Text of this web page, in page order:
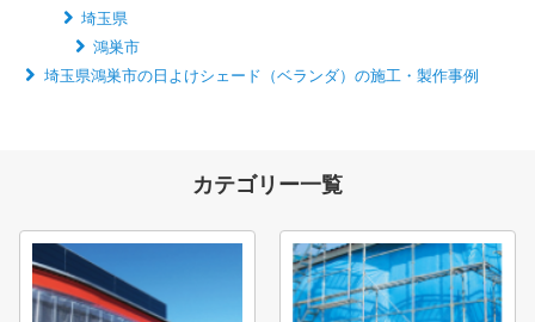
埼玉県
鴻巣市
埼玉県鴻巣市の日よけシェード（ベランダ）の施工・製作事例
カテゴリー一覧